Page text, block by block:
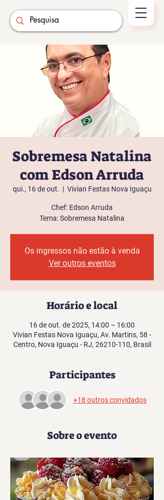
Sobremesa Natalina
com Edson Arruda
qui., 16 de out.
  |
Vivian Festas Nova Iguaçu
Chef: Edson Arruda
Tema: Sobremesa Natalina
Os ingressos não estão à venda
Ver outros eventos
Horário e local
16 de out. de 2025, 14:00 – 16:00
Vivian Festas Nova Iguaçu, Av. Martins, 58 -
Centro, Nova Iguaçu - RJ, 26210-110, Brasil
Participantes
+18 outros convidados
Sobre o evento